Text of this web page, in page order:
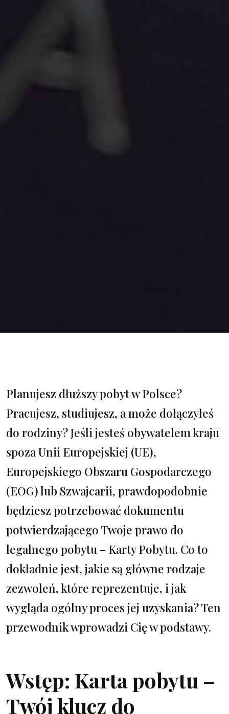
Planujesz dłuższy pobyt w Polsce?
Pracujesz, studiujesz, a może dołączyłeś
do rodziny? Jeśli jesteś obywatelem kraju
spoza Unii Europejskiej (UE),
Europejskiego Obszaru Gospodarczego
(EOG) lub Szwajcarii, prawdopodobnie
będziesz potrzebować dokumentu
potwierdzającego Twoje prawo do
legalnego pobytu – Karty Pobytu. Co to
dokładnie jest, jakie są główne rodzaje
zezwoleń, które reprezentuje, i jak
wygląda ogólny proces jej uzyskania? Ten
przewodnik wprowadzi Cię w podstawy.
Wstęp: Karta pobytu –
Twój klucz do